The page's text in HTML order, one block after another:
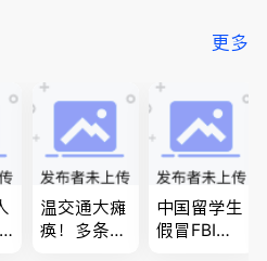
更多
温交通大瘫
痪！多条主
中国留学生
假冒FBI上